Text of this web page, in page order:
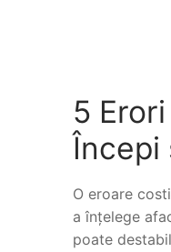
5
Începi
O eroare
a înțelege
poate